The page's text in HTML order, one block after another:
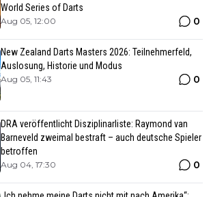
World Series of Darts
Aug 05, 12:00 0
New Zealand Darts Masters 2026: Teilnehmerfeld,
Auslosung, Historie und Modus
Aug 05, 11:43 0
DRA veröffentlicht Disziplinarliste: Raymond van
Barneveld zweimal bestraft – auch deutsche Spieler
betroffen
Aug 04, 17:30 0